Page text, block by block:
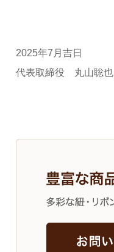
2025年7月吉日
代表取締役 丸山聡也